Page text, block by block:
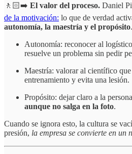
🚶🏻‍➡️ El valor del proceso. Daniel
de la motivación: lo que de verdad
autonomía, la maestría y el propósito.
Autonomía: reconocer al
resuelve un problema sin pedir
Maestría: valorar al científico
entrenamiento y evita una lesión.
Propósito: dejar claro a la
aunque no salga en la foto.
Cuando se ignora esto, la cultura se
presión, la empresa se convierte en un